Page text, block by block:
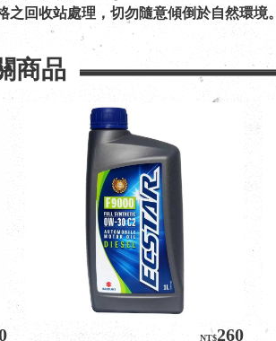
回收站處理，切勿隨意傾倒於自然環境。
商品
NT$260